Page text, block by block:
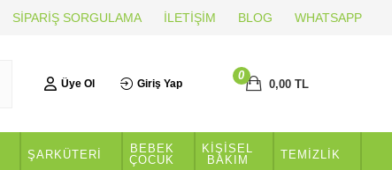
SİPARİŞ SORGULAMA İLETİŞİM BLOG WHATSAPP
Üye Ol Giriş Yap
0
0,00TL
ŞARKÜTERİ
BEBEK
ÇOCUK
KİŞİSEL
BAKIM
TEMİZLİK